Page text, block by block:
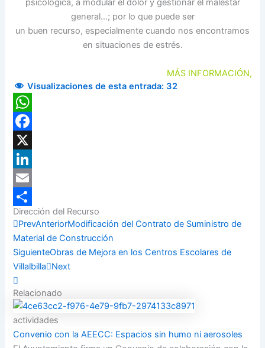
psicológica, a modular el dolor y gestionar el malestar
general…; por lo que puede ser
un buen recurso, especialmente cuando nos encontramos
en situaciones de estrés.
MÁS INFORMACIÓN,
Visualizaciones de esta entrada: 32
WhatsApp
Facebook
X
LinkedIn
Email
Compartir
Dirección del Recurso
PrevAnteriorModificación del Contrato de Suministro de
Material de Construcción
SiguienteObras de Mejora en los Centros Escolares de
Villalbilla
Next
Relacionado
actividades
Convenio con la AEECC: Espacios sin humo ni aerosoles